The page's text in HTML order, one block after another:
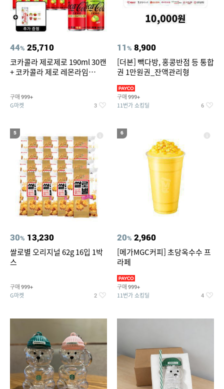
44% 25,710
코카콜라 제로제로 190ml 30캔
+ 코카콜라 제로 레몬라임
티커 세트
구매 999+
G마켓 3
11% 8,900
[더본] 빽다방, 홍콩반점 등 통합
권 1만원권_잔액관리형
구매 999+
11번가 쇼킹딜 6
5
30% 13,230
쌀로별 오리지널 62g 16입 1박
스
구매 999+
G마켓 2
6
20% 2,960
[메가MGC커피] 초당옥수수 프
라페
구매 999+
11번가 쇼킹딜 4